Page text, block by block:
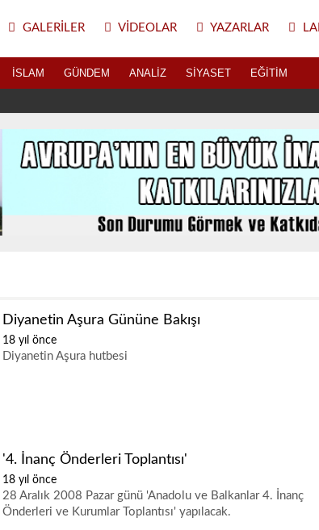
GALERILER VIDEOLAR YAZARLAR
İSLAM GÜNDEM ANALIZ SIYASET EĞITIM
Diyanetin Aşura Gününe Bakışı
18 yıl önce
Diyanetin Aşura hutbesi
'4. İnanç Önderleri Toplantısı'
18 yıl önce
28 Aralık 2008 Pazar günü 'Anadolu ve Balkanlar 4. İnanç
Önderleri ve Kurumlar Toplantısı' yapılacak.